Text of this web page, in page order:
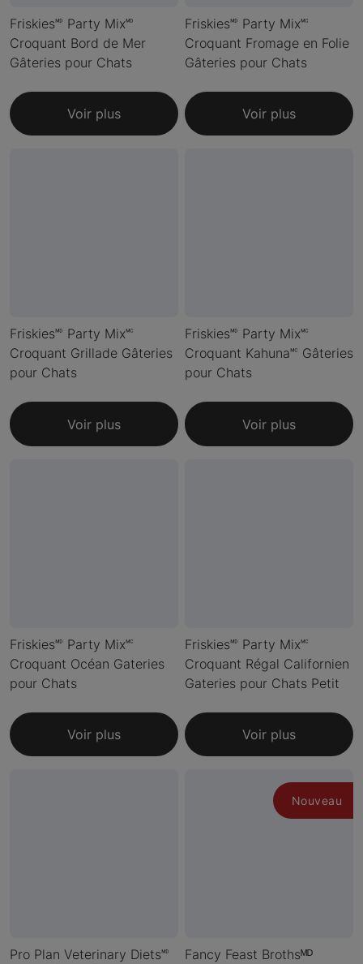
Friskies🅫 Party Mix🅫
Croquant Bord de Mer
Gâteries pour Chats
Voir plus
Friskies🅫 Party Mix🅪
Croquant Fromage en Folie
Gâteries pour Chats
Voir plus
Friskies🅫 Party Mix🅪
Croquant Grillade Gâteries
pour Chats
Voir plus
Friskies🅫 Party Mix🅪
Croquant Kahuna🅪 Gâteries
pour Chats
Voir plus
Friskies🅫 Party Mix🅪
Croquant Océan Gateries
pour Chats
Voir plus
Friskies🅫 Party Mix🅪
Croquant Régal Californien
Gateries pour Chats Petit
Voir plus
Pro Plan Veterinary Diets🅫
Nouveau
Fancy Feast Brothsᴹᴰ